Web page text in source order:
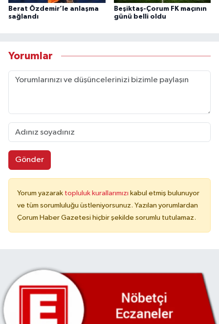
Berat Özdemir’le anlaşma
sağlandı
Beşiktaş-Çorum FK maçının
günü belli oldu
Yorumlar
Gönder
Yorum yazarak topluluk kurallarımızı kabul etmiş bulunuyor
ve tüm sorumluluğu üstleniyorsunuz. Yazılan yorumlardan
Çorum Haber Gazetesi hiçbir şekilde sorumlu tutulamaz.